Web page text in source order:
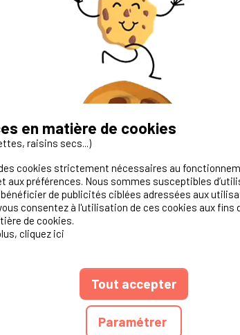
avez un camping ?
nous!
Contact Ibericamp
CGU DU SITE
en matière de cookies
raisins secs...)
cookies strictement nécessaires au
aux préférences. Nous sommes susceptibles
de publicités ciblées adressées aux
consentez à l'utilisation de ces cookies aux fins
de cookies.
cliquez ici
Tout accepter
Paramétrer